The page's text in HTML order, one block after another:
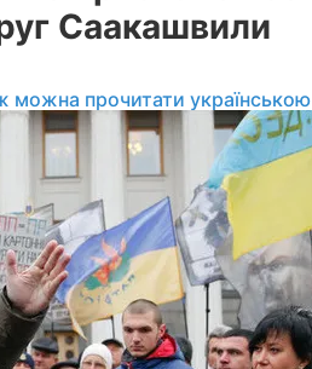
Саакашвили
можна прочитати українською